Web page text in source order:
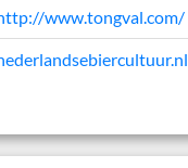
www.tongval.com/